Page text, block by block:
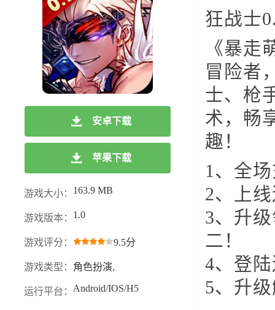
安卓下载
苹果下载
游戏大小： 163.9 MB
游戏版本： 1.0
游戏评分： 9.5分
游戏类型： 角色扮演,
运行平台： Android/IOS/H5
狂战士
《暴走
冒险者
士、枪
术，畅
趣！
1、全
2、上
3、升
二！
4、登
5、升